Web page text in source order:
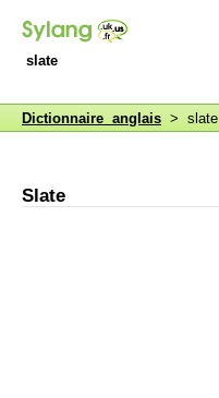
slate
Dictionnaire anglais > slate
Slate